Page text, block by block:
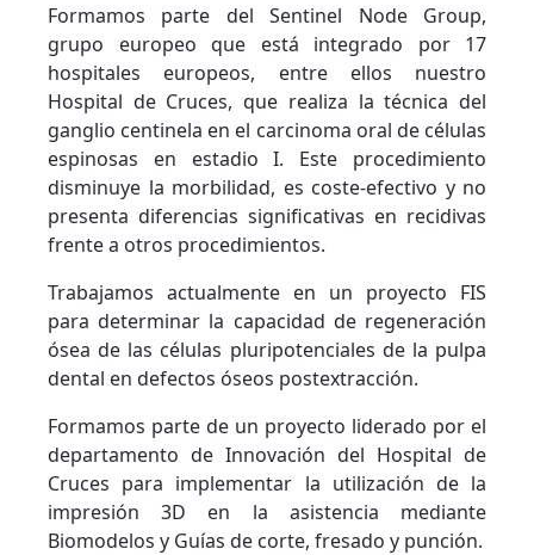
Formamos parte del Sentinel Node Group,
grupo europeo que está integrado por 17
hospitales europeos, entre ellos nuestro
Hospital de Cruces, que realiza la técnica del
ganglio centinela en el carcinoma oral de células
espinosas en estadio I. Este procedimiento
disminuye la morbilidad, es coste-efectivo y no
presenta diferencias significativas en recidivas
frente a otros procedimientos.
Trabajamos actualmente en un proyecto FIS
para determinar la capacidad de regeneración
ósea de las células pluripotenciales de la pulpa
dental en defectos óseos postextracción.
Formamos parte de un proyecto liderado por el
departamento de Innovación del Hospital de
Cruces para implementar la utilización de la
impresión 3D en la asistencia mediante
Biomodelos y Guías de corte, fresado y punción.